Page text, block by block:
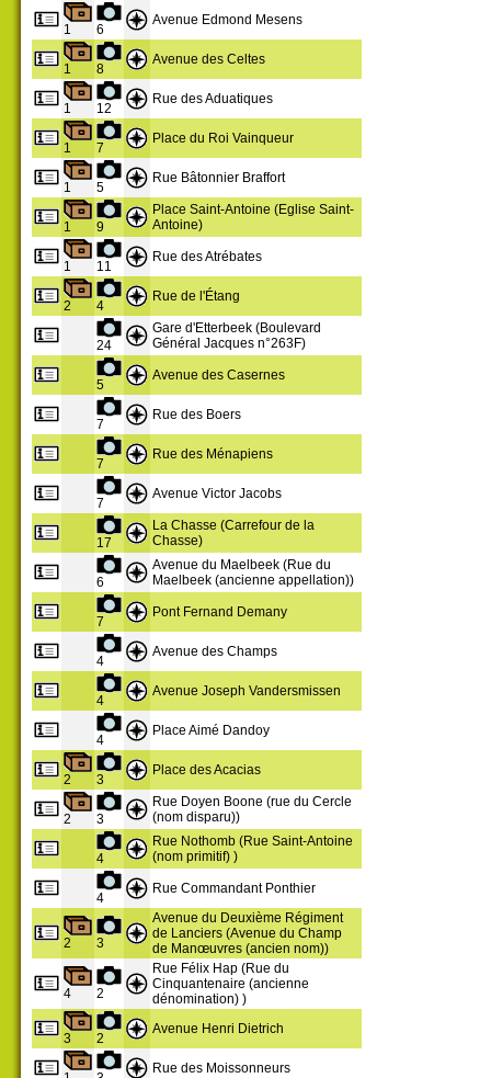
1 6
Avenue Edmond Mesens
1 8
Avenue des Celtes
1 12
Rue des Aduatiques
1 7
Place du Roi Vainqueur
1 5
Rue Bâtonnier Braffort
1 9
Place Saint-Antoine (Eglise Saint-
Antoine)
1 11
Rue des Atrébates
2 4
Rue de l'Étang
24
Gare d'Etterbeek (Boulevard
Général Jacques n°263F)
5
Avenue des Casernes
7
Rue des Boers
7
Rue des Ménapiens
7
Avenue Victor Jacobs
17
La Chasse (Carrefour de la
Chasse)
6
Avenue du Maelbeek (Rue du
Maelbeek (ancienne appellation))
7
Pont Fernand Demany
4
Avenue des Champs
4
Avenue Joseph Vandersmissen
4
Place Aimé Dandoy
2 3
Place des Acacias
2 3
Rue Doyen Boone (rue du Cercle
(nom disparu))
4
Rue Nothomb (Rue Saint-Antoine
(nom primitif) )
4
Rue Commandant Ponthier
2 3
Avenue du Deuxième Régiment
de Lanciers (Avenue du Champ
de Manœuvres (ancien nom))
4 2
Rue Félix Hap (Rue du
Cinquantenaire (ancienne
dénomination) )
3 2
Avenue Henri Dietrich
Rue des Moissonneurs